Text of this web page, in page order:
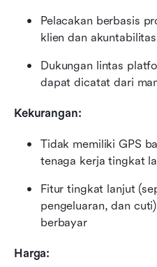
Pelacakan berbasis
klien dan akuntabilitas
Dukungan lintas
dapat dicatat dari
Kekurangan:
Tidak memiliki GPS
tenaga kerja tingkat
Fitur tingkat lanjut
pengeluaran, dan
berbayar
Harga: